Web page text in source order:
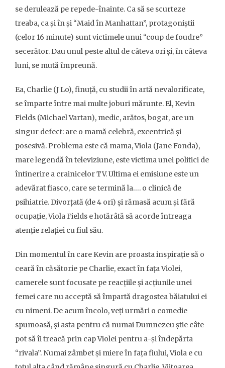
se derulează pe repede-înainte. Ca să se scurteze
treaba, ca și în și “Maid în Manhattan”, protagoniștii
(celor 16 minute) sunt victimele unui “coup de foudre”
secerător. Dau unul peste altul de câteva ori și, în câteva
luni, se mută împreună.
Ea, Charlie (J Lo), finuță, cu studii în artă nevalorificate,
se împarte între mai multe joburi mărunte. El, Kevin
Fields (Michael Vartan), medic, arătos, bogat, are un
singur defect: are o mamă celebră, excentrică și
posesivă. Problema este că mama, Viola (Jane Fonda),
mare legendă în televiziune, este victima unei politici de
întinerire a crainicelor TV. Ultima ei emisiune este un
adevărat fiasco, care se termină la…. o clinică de
psihiatrie. Divorțată (de 4 ori) și rămasă acum și fără
ocupație, Viola Fields e hotărâtă să acorde întreaga
atenție relației cu fiul său.
Din momentul în care Kevin are proasta inspirație să o
ceară în căsătorie pe Charlie, exact în fața Violei,
camerele sunt focusate pe reacțiile și acțiunile unei
femei care nu acceptă să împartă dragostea băiatului ei
cu nimeni. De acum încolo, veți urmări o comedie
spumoasă, și asta pentru că numai Dumnezeu știe câte
pot să îi treacă prin cap Violei pentru a-și îndepărta
“rivala”. Numai zâmbet și miere în fața fiului, Viola e cu